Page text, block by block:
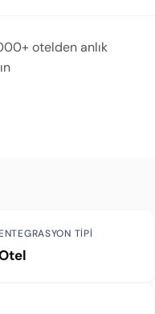
otelden anlık
ENTEGRASYON TIPI